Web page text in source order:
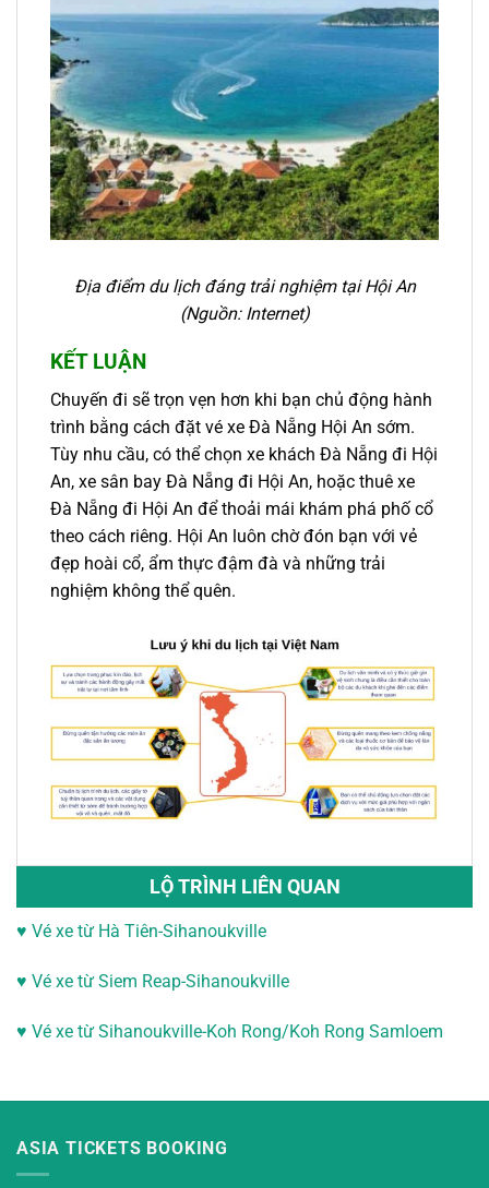
Địa điểm du lịch đáng trải nghiệm tại Hội An
(Nguồn: Internet)
KẾT LUẬN
Chuyến đi sẽ trọn vẹn hơn khi bạn chủ động hành
trình bằng cách đặt vé xe Đà Nẵng Hội An sớm.
Tùy nhu cầu, có thể chọn xe khách Đà Nẵng đi Hội
An, xe sân bay Đà Nẵng đi Hội An, hoặc thuê xe
Đà Nẵng đi Hội An để thoải mái khám phá phố cổ
theo cách riêng. Hội An luôn chờ đón bạn với vẻ
đẹp hoài cổ, ẩm thực đậm đà và những trải
nghiệm không thể quên.
LỘ TRÌNH LIÊN QUAN
♥ Vé xe từ Hà Tiên-Sihanoukville
♥ Vé xe từ Siem Reap-Sihanoukville
♥ Vé xe từ Sihanoukville-Koh Rong/Koh Rong Samloem
ASIA TICKETS BOOKING